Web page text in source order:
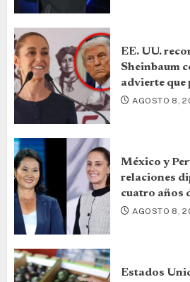
EE. UU.
Sheinbaum
advierte que
AGOSTO 8,
México y
relaciones
cuatro años
AGOSTO 8,
Estados